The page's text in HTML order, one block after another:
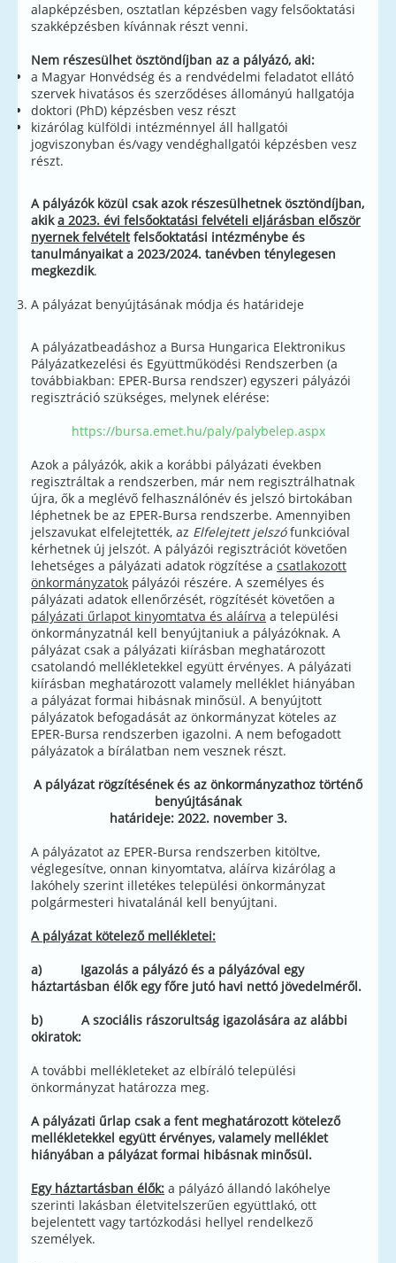
alapképzésben, osztatlan képzésben vagy felsőoktatási
szakképzésben kívánnak részt venni.
Nem részesülhet ösztöndíjban az a pályázó, aki:
a Magyar Honvédség és a rendvédelmi feladatot ellátó
szervek hivatásos és szerződéses állományú hallgatója
doktori (PhD) képzésben vesz részt
kizárólag külföldi intézménnyel áll hallgatói
jogviszonyban és/vagy vendéghallgatói képzésben vesz
részt.
A pályázók közül csak azok részesülhetnek ösztöndíjban,
akika 2023. évi felsőoktatási felvételi eljárásban először
nyernek felvételtfelsőoktatási intézménybe és
tanulmányaikat a 2023/2024. tanévben ténylegesen
megkezdik.
A pályázat benyújtásának módja és határideje
A pályázatbeadáshoz a Bursa Hungarica Elektronikus
Pályázatkezelési és Együttműködési Rendszerben (a
továbbiakban: EPER-Bursa rendszer) egyszeri pályázói
regisztráció szükséges, melynek elérése:
https://bursa.emet.hu/paly/palybelep.aspx
Azok a pályázók, akik a korábbi pályázati években
regisztráltak a rendszerben, már nem regisztrálhatnak
újra, ők a meglévő felhasználónév és jelszó birtokában
léphetnek be az EPER-Bursa rendszerbe. Amennyiben
jelszavukat elfelejtették, az Elfelejtett jelszófunkcióval
kérhetnek új jelszót. A pályázói regisztrációt követően
lehetséges a pályázati adatok rögzítése a csatlakozott
önkormányzatok pályázói részére. A személyes és
pályázati adatok ellenőrzését, rögzítését követően a
pályázati űrlapot kinyomtatva és aláírva a települési
önkormányzatnál kell benyújtaniuk a pályázóknak. A
pályázat csak a pályázati kiírásban meghatározott
csatolandó mellékletekkel együtt érvényes. A pályázati
kiírásban meghatározott valamely melléklet hiányában
a pályázat formai hibásnak minősül. A benyújtott
pályázatok befogadását az önkormányzat köteles az
EPER-Bursa rendszerben igazolni. A nem befogadott
pályázatok a bírálatban nem vesznek részt.
A pályázat rögzítésének és az önkormányzathoz történő
benyújtásának
határideje: 2022. november 3.
A pályázatot az EPER-Bursa rendszerben kitöltve,
véglegesítve, onnan kinyomtatva, aláírva kizárólag a
lakóhely szerint illetékes települési önkormányzat
polgármesteri hivatalánál kell benyújtani.
A pályázat kötelező mellékletei:
a) Igazolás a pályázó és a pályázóval egy
háztartásban élők egy főre jutó havi nettó jövedelméről.
b) A szociális rászorultság igazolására az alábbi
okiratok:
A további mellékleteket az elbíráló települési
önkormányzat határozza meg.
A pályázati űrlap csak a fent meghatározott kötelező
mellékletekkel együtt érvényes, valamely melléklet
hiányában a pályázat formai hibásnak minősül.
Egy háztartásban élők: a pályázó állandó lakóhelye
szerinti lakásban életvitelszerűen együttlakó, ott
bejelentett vagy tartózkodási hellyel rendelkező
személyek.